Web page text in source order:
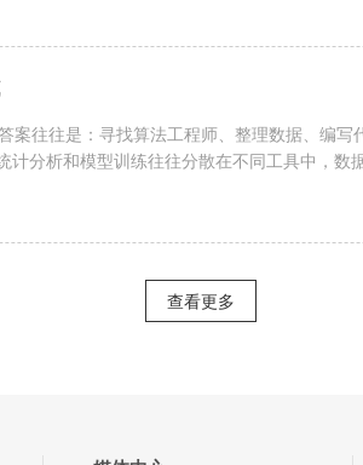
往往是：寻找算法工程师、整理数据、编
分析和模型训练往往分散在不同工具中，
查看更多